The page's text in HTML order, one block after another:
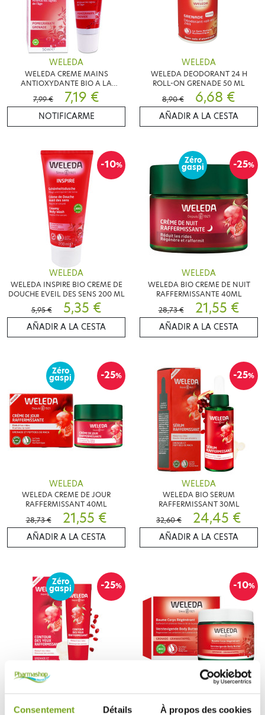
Consentement Détails À propos des cookies
WELEDA
WELEDA CREME MAINS
ANTIOXYDANTE BIO A LA
GRENADE 50ML
7,99 € 7,19 €
NOTIFICARME
WELEDA
WELEDA DEODORANT 24 H
ROLL-ON GRENADE 50 ML
8,90 €
6,68 €
AÑADIR A LA CESTA
-10%
WELEDA
WELEDA INSPIRE BIO CREME DE
DOUCHE EVEIL DES SENS 200 ML
5,95 €
5,35 €
AÑADIR A LA CESTA
-25%
Zéro
gaspi
WELEDA
WELEDA BIO CREME DE NUIT
RAFFERMISSANTE 40ML
28,73 €
21,55 €
AÑADIR A LA CESTA
-25%
Zéro
gaspi
WELEDA
WELEDA CREME DE JOUR
RAFFERMISSANT 40ML
28,73 €
21,55 €
AÑADIR A LA CESTA
-25%
WELEDA
WELEDA BIO SERUM
RAFFERMISSANT 30ML
32,60 €
24,45 €
AÑADIR A LA CESTA
-25%
Zéro
gaspi
WELEDA BIO CONTOUR DES
-10%
WELEDA BIO BAUME CORPS